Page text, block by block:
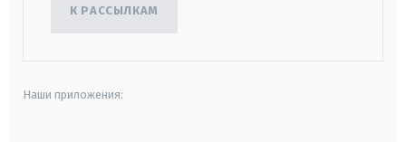
К РАССЫЛКАМ
Наши приложения: